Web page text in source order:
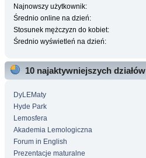
Najnowszy użytkownik:
Średnio online na dzień:
Stosunek mężczyzn do kobiet:
Średnio wyświetleń na dzień:
10 najaktywniejszych działów
DyLEMaty
Hyde Park
Lemosfera
Akademia Lemologiczna
Forum in English
Prezentacje maturalne